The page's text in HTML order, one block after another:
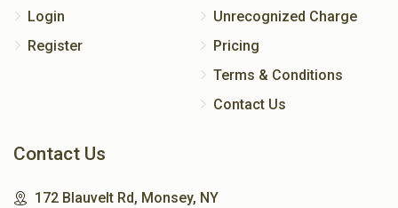
Login
Register
Unrecognized Charge
Pricing
Terms & Conditions
Contact Us
Contact Us
172 Blauvelt Rd, Monsey, NY